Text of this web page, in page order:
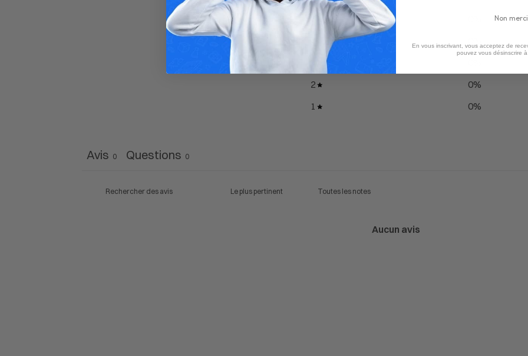
5
2
0%
1
0%
Avis 0 Questions 0
Aucun avis
Non merci
En vous inscrivant, vous acceptez de
pouvez vous désinscrire